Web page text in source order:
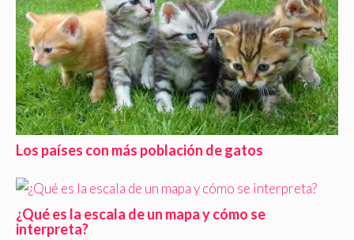
Los países con más población de gatos
¿Qué es la escala de un mapa y cómo se
interpreta?